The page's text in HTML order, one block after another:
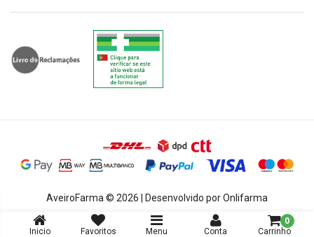
Inicio Favoritos Menu Conta Carrinho
0
AveiroFarma © 2026 | Desenvolvido por Onlifarma